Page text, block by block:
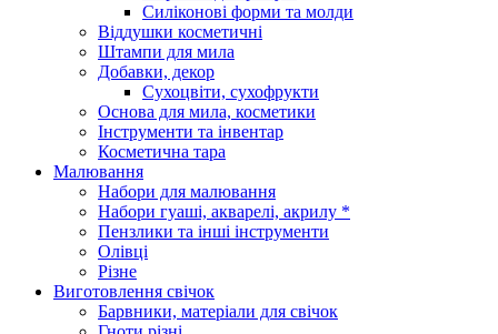
Силіконові форми та молди
Віддушки косметичні
Штампи для мила
Добавки, декор
Сухоцвіти, сухофрукти
Основа для мила, косметики
Інструменти та інвентар
Косметична тара
Малювання
Набори для малювання
Набори гуаші, акварелі, акрилу *
Пензлики та інші інструменти
Олівці
Різне
Виготовлення свічок
Барвники, матеріали для свічок